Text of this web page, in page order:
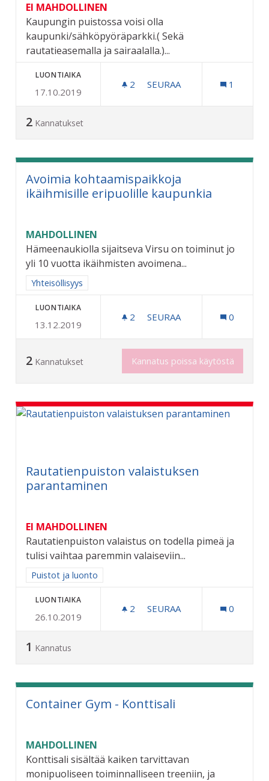
EI MAHDOLLINEN
Kaupungin puistossa voisi olla
kaupunki/sähköpyöräparkki.( Sekä
rautatieasemalla ja sairaalalla.)...
LUONTIAIKA
17.10.2019
2 2 SEURAAJAA
SEURAA 1
2 Kannatukset
Avoimia kohtaamispaikkoja
ikäihmisille eripuolille kaupunkia
MAHDOLLINEN
Hämeenaukiolla sijaitseva Virsu on toiminut jo
yli 10 vuotta ikäihmisten avoimena...
Rajaa tulokset aihepiirin mukaan: Yhteisöllisyys
Yhteisöllisyys
LUONTIAIKA
13.12.2019
2 2 SEURAAJAA
SEURAA 0
2 Kannatukset Kannatus poissa käytöstä
Rautatienpuiston valaistuksen
parantaminen
EI MAHDOLLINEN
Rautatienpuiston valaistus on todella pimeä ja
tulisi vaihtaa paremmin valaiseviin...
Rajaa tulokset aihepiirin mukaan: Puistot ja luonto
Puistot ja luonto
LUONTIAIKA
26.10.2019
2 2 SEURAAJAA
SEURAA 0
1 Kannatus
Container Gym - Konttisali
MAHDOLLINEN
Konttisali sisältää kaiken tarvittavan
monipuoliseen toiminnalliseen treeniin, ja